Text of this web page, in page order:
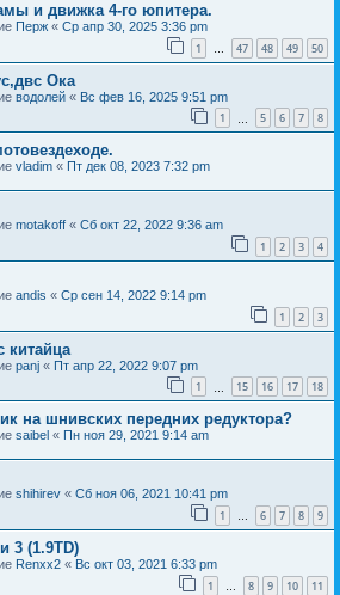
и движка 4-го юпитера.
Перж « Ср апр 30, 2025 3:36 pm
1 … 47 48 49 50
Ока
водолей « Вс фев 16, 2025 9:51 pm
1 5 6 7 8
vladim « Пт дек 08, 2023 7:32 pm
motakoff « Сб окт 22, 2022 9:36 am
1 2 3 4
andis « Ср сен 14, 2022 9:14 pm
1 2 3
китайца
panj « Пт апр 22, 2022 9:07 pm
1 15 16 17 18
на шнивских передних редуктора?
saibel « Пн ноя 29, 2021 9:14 am
shihirev « Сб ноя 06, 2021 10:41 pm
1 … 6 7 8 9
3 (1.9TD)
Renxx2 « Вс окт 03, 2021 6:33 pm
1 … 8 9 10 11